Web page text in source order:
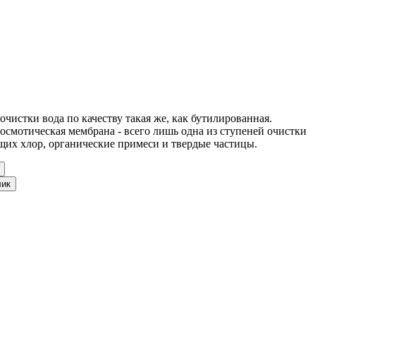
вода по качеству такая же, как бутилированная.
мембрана - всего лишь одна из ступеней очистки
хлор, органические примеси и твердые частицы.